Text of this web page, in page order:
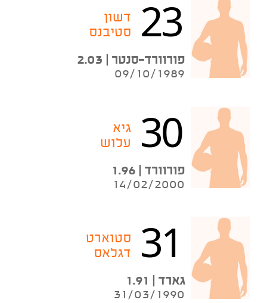
23
דשון
סטיבנס
פורוורד-סנטר | 2.03
09/10/1989
30
גיא
עלוש
פורוורד | 1.96
14/02/2000
31
סטוארט
דגלאס
גארד | 1.91
31/03/1990